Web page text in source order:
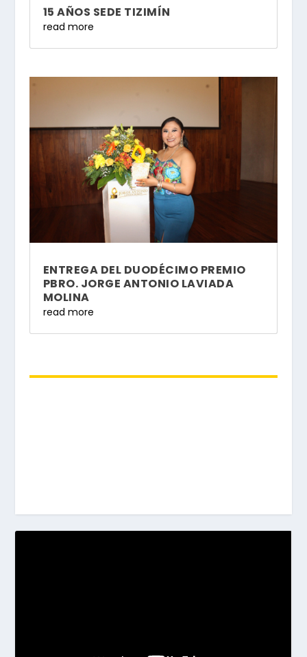
15 AÑOS SEDE TIZIMÍN
read more
ENTREGA DEL DUODÉCIMO PREMIO
PBRO. JORGE ANTONIO LAVIADA
MOLINA
read more